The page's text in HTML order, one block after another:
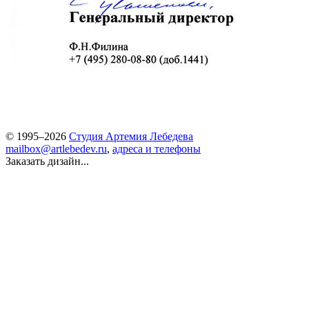
© 1995–2026 Студия Артемия Лебедева
mailbox@artlebedev.ru, адреса и телефоны
Заказать дизайн...